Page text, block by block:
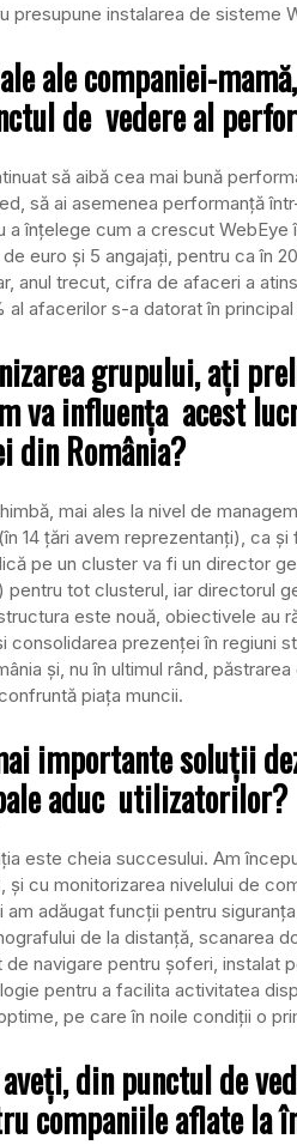
presupune instalarea de sisteme
ale companiei-
de vedere al
să aibă cea mai bună
să ai asemenea performanţă
înţelege cum a crescut WebEye
euro şi 5 angajaţi, pentru ca în
anul trecut, cifra de afaceri a
al afacerilor s-a datorat în
grupului, aţi
va influenţa acest
din România?
mai ales la nivel de
14 ţări avem reprezentanţi), ca
pe un cluster va fi un director
pentru tot clusterul, iar directorul
este nouă, obiectivele au
consolidarea prezenţei în regiuni
şi, nu în ultimul rând,
piaţa muncii.
importante soluţii
aduc utilizatorilor?
este cheia succesului. Am
şi cu monitorizarea nivelului de
adăugat funcţii pentru
de la distanţă, scanarea
de navigare pentru şoferi, instalat
pentru a facilita activitatea
pe care în noile condiţii o
din punctul de
companiile aflate la